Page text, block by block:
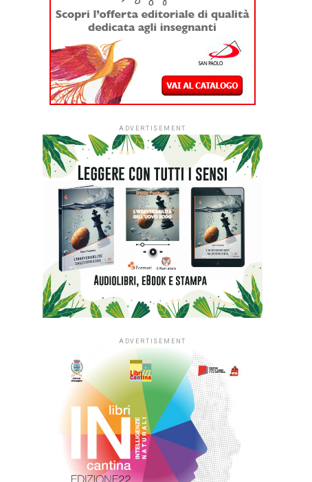
ADVERTISEMENT
ADVERTISEMENT